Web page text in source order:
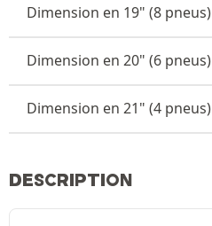
Dimension en 19" (8 pneus)
Dimension en 20" (6 pneus)
Dimension en 21" (4 pneus)
DESCRIPTION